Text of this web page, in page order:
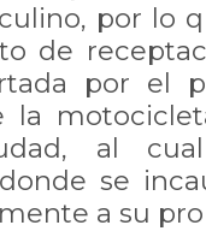
por lo
de
por el
la
al
se
a su